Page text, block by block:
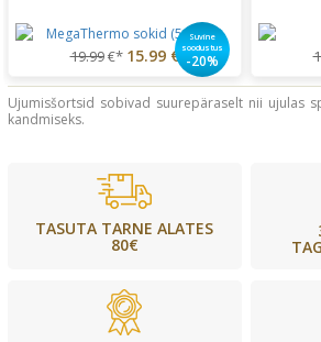
Suvine
soodustus
-20%
19.99€* 15.99 €
Ujumisšortsid sobivad suurepäraselt nii ujulas
kandmiseks.
TASUTA TARNE ALATES
80€